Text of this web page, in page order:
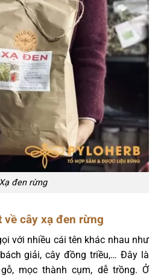
đen rừng
cây xạ đen rừng
với nhiều cái tên khác nhau như
giải, cây đồng triều,… Đây là
mọc thành cụm, dễ trồng. Ở